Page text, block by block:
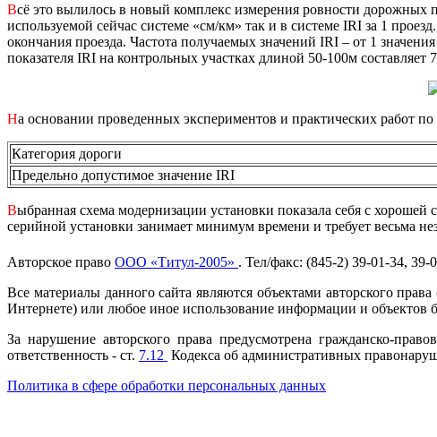
Всё это вылилось в новый комплекс измерения ровности
используемой сейчас системе «см/км» так и в системе IRI за 1
окончания проезда. Частота получаемых значений IRI – от 1
показателя IRI на контрольных участках длиной 50-100м
На основании проведенных экспериментов и практических работ
Категория дороги
Предельно допустимое значение IRI
Выбранная схема модернизации установки показала себя с
серийной установки занимает минимум времени и требует весьма
Авторское право ООО «Титул-2005» . Тел/факс: (845-2) 39-01-34, 39-
Все материалы данного сайта являются объектами авторского
Интернете) или любое иное использование информации и объектов
За нарушение авторского права предусмотрена гражданско-
ответственность - ст. 7.12 Кодекса об административных
Политика в сфере обработки персональных данных